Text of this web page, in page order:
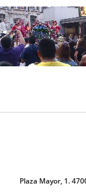
Plaza Mayor, 1.